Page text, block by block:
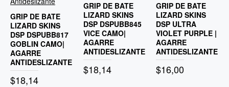
GRIP DE BATE
LIZARD SKINS
DSP DSPUBB817
GOBLIN CAMO|
AGARRE
ANTIDESLIZANTE
$18,14
GRIP DE BATE
LIZARD SKINS
DSP DSPUBB845
VICE CAMO|
AGARRE
ANTIDESLIZANTE
$18,14
GRIP DE BATE
LIZARD SKINS
DSP ULTRA
VIOLET PURPLE |
AGARRE
ANTIDESLIZANTE
$16,00